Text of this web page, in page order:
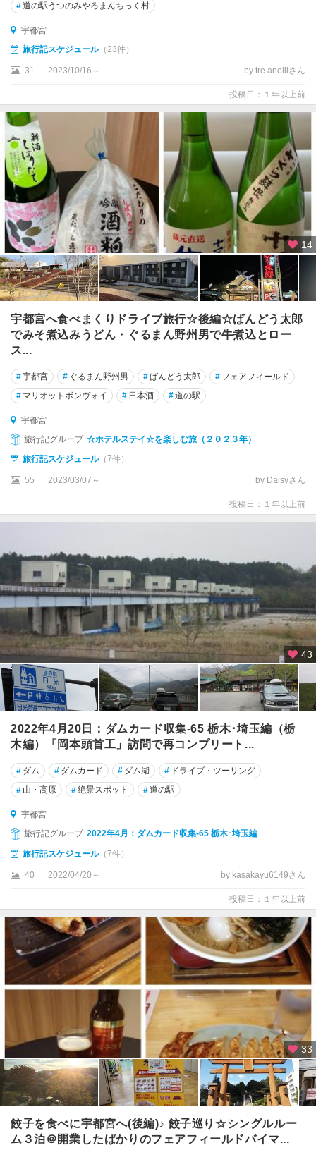
#道の駅うつのみやろまんちっく村
宇都宮
旅行記スケジュール（23件）
31 2023/10/16～ by tre anelliさん
投稿日：１年以上前
14
宇都宮へ食べまくりドライブ旅行☆後編☆ばんどう太郎
でみそ煮込みうどん・ぐるまん野州男で牛煮込とロー
ス...
#宇都宮 # ぐるまん野州男 #ばんどう太郎 # フェアフィールド
# マリオットボンヴォイ # 日本酒 #道の駅
宇都宮
旅行記グループ ☆ホテルステイ☆を楽しむ旅（２０２３年）
旅行記スケジュール（7件）
55 2023/03/07～ by Daisyさん
投稿日：１年以上前
43
2022年4月20日：ダムカード収集-65 栃木･埼玉編（栃
木編）「岡本頭首工」訪問で再コンプリート...
# ダム # ダムカード # ダム湖 # ドライブ・ツーリング
# 山・高原 #絶景スポット #道の駅
宇都宮
旅行記グループ 2022年4月：ダムカード収集-65 栃木･埼玉編
旅行記スケジュール（7件）
40 2022/04/20～ by kasakayu6149さん
投稿日：１年以上前
33
餃子を食べに宇都宮へ(後編)♪ 餃子巡り☆シングルルー
ム３泊＠開業したばかりのフェアフィールドバイマ...